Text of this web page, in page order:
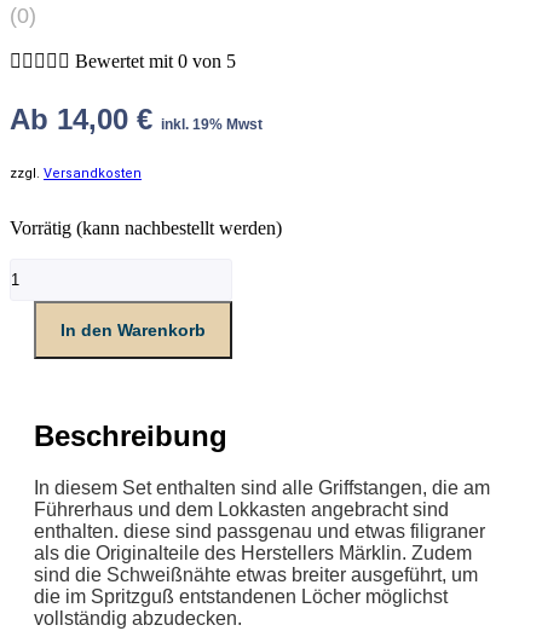
(0)
     Bewertet mit 0 von 5
Ab 14,00 € inkl. 19% Mwst
zzgl. Versandkosten
Vorrätig (kann nachbestellt werden)
Griffstangen
In den Warenkorb
Beschreibung
In diesem Set enthalten sind alle Griffstangen, die am
Führerhaus und dem Lokkasten angebracht sind
enthalten. diese sind passgenau und etwas filigraner
als die Originalteile des Herstellers Märklin. Zudem
sind die Schweißnähte etwas breiter ausgeführt, um
die im Spritzguß entstandenen Löcher möglichst
vollständig abzudecken.